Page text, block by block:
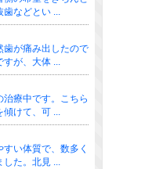
歯などとい ...
歯が痛み出したので
すが、大体 ...
療中です。こちら
傾けて、可 ...
い体質で、数多く
した。北見 ...